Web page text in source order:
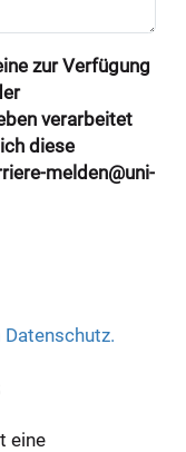
zur Verfügung
verarbeitet
diese
melden@uni-
eine